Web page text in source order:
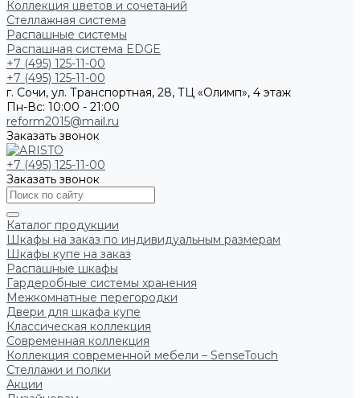
Коллекция цветов и сочетаний
Стеллажная система
Распашные системы
Распашная система EDGE
+7 (495) 125-11-00
+7 (495) 125-11-00
г. Сочи, ул. Транспортная, 28, ТЦ «Олимп», 4 этаж
Пн-Вс: 10:00 - 21:00
reform2015@mail.ru
Заказать звонок
+7 (495) 125-11-00
Заказать звонок
Каталог продукции
Шкафы на заказ по индивидуальным размерам
Шкафы купе на заказ
Распашные шкафы
Гардеробные системы хранения
Межкомнатные перегородки
Двери для шкафа купе
Классическая коллекция
Современная коллекция
Коллекция современной мебели – SenseTouch
Стеллажи и полки
Акции